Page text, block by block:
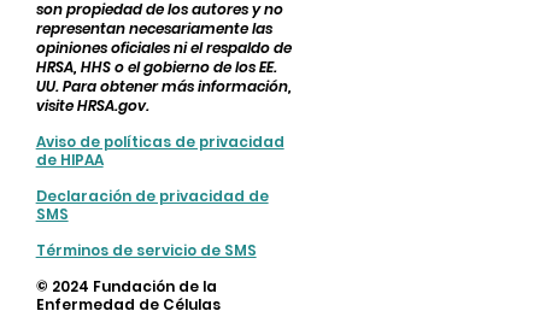
son propiedad de los autores y no
representan necesariamente las
opiniones oficiales ni el respaldo de
HRSA, HHS o el gobierno de los EE.
UU. Para obtener más información,
visite HRSA.gov.
Aviso de políticas de privacidad
de HIPAA
Declaración de privacidad de
SMS
Términos de servicio de SMS
© 2024 Fundación de la
Enfermedad de Células